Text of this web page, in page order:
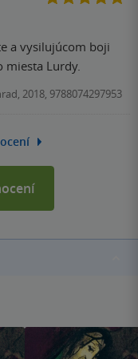
a vysilujúcom boji
miesta Lurdy.
2018, 9788074297953